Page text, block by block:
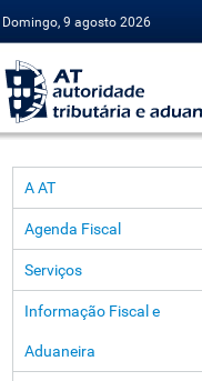
Domingo, 9 agosto 2026
A AT
Agenda Fiscal
Serviços
Informação Fiscal e
Aduaneira